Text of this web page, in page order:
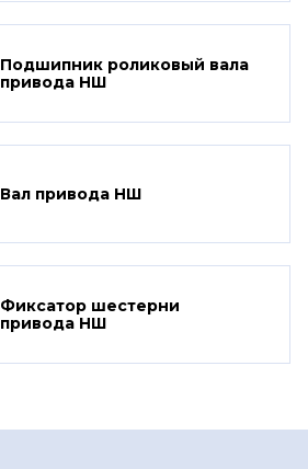
Подшипник роликовый вала
привода НШ
Вал привода НШ
Фиксатор шестерни
привода НШ